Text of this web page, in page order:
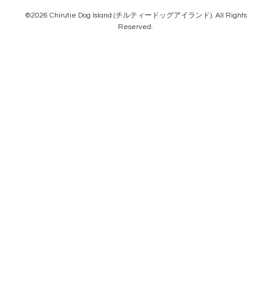
©2026 Chirutie Dog Island (チルティードッグアイランド). All Rights
Reserved.